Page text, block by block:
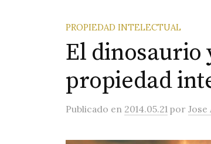
PROPIEDAD INTELECTUAL
El dinosaurio
propiedad
Publicado en 2014.05.21 por Jose